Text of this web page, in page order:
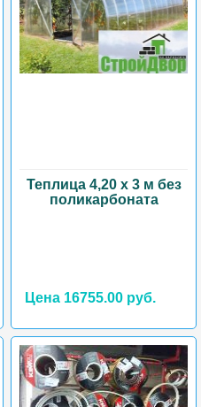
Теплица 4,20 х 3 м без
поликарбоната
Цена 16755.00 руб.